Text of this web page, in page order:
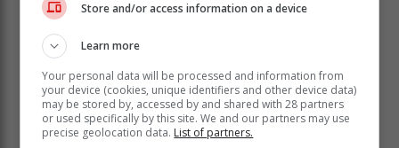
Store and/or access information on a device
Learn more
Your personal data will be processed and information from
your device (cookies, unique identifiers and other device data)
may be stored by, accessed by and shared with 28 partners
or used specifically by this site. We and our partners may use
precise geolocation data. List of partners.